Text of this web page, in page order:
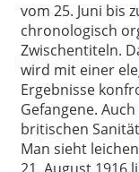
vom 25. Juni bis
chronologisch
Zwischentiteln.
wird mit einer
Ergebnisse
Gefangene.
britischen
Man sieht